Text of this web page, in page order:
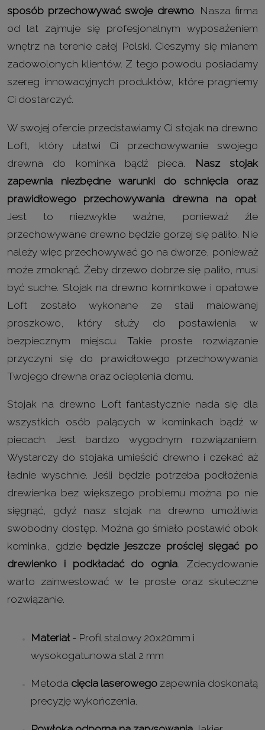
sposób przechowywać swoje drewno. Nasza firma
od lat zajmuje się profesjonalnym wyposażeniem
wnętrz na terenie całej Polski. Cieszymy się mianem
zadowolonych klientów. Z tego powodu posiadamy
szereg innowacyjnych produktów, które pragniemy
Ci dostarczyć.
W swojej ofercie przedstawiamy Ci stojak na drewno
Loft, który ułatwi Ci przechowywanie swojego
drewna do kominka bądź pieca.
Nasz stojak
zapewnia niezbędne warunki do schnięcia oraz
prawidłowego przechowywania drewna na opał.
Jest to niezwykle ważne, ponieważ źle
przechowywane drewno będzie gorzej się paliło. Nie
należy więc przechowywać go na dworze, ponieważ
może zmoknąć. Żeby drzewo dobrze się paliło, musi
być suche. Stojak na drewno kominkowe i opałowe
Loft zostało wykonane ze stali malowanej
proszkowo, który służy do postawienia w
bezpiecznym miejscu. Takie proste rozwiązanie
przyczyni się do prawidłowego przechowywania
Twojego drewna oraz ocieplenia domu.
Stojak na drewno Loft fantastycznie nada się dla
wszystkich osób palących w kominkach bądź w
piecach. Jest bardzo wygodnym rozwiązaniem.
Wystarczy do stojaka umieścić drewno i czekać aż
ładnie wyschnie. Jeśli będzie potrzeba podłożenia
drewienka bez większego problemu można po nie
sięgnąć, gdyż nasz stojak na drewno umożliwia
swobodny dostęp. Można go śmiało postawić obok
kominka, gdzie będzie jeszcze prościej sięgać po
drewienko i podkładać do ognia. Zdecydowanie
warto zainwestować w te proste oraz skuteczne
rozwiązanie.
Materiał- Profil stalowy 20x20mm i
wysokogatunowa stal 2 mm
Metoda cięcia laserowego zapewnia doskonałą
precyzję wykończenia.